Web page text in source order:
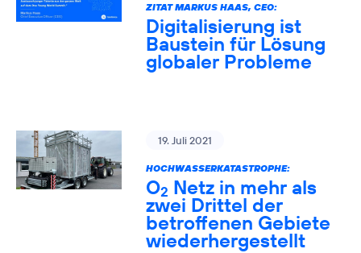
ZITAT MARKUS HAAS, CEO:
Digitalisierung ist
Baustein für Lösung
globaler Probleme
19. Juli 2021
HOCHWASSERKATASTROPHE:
O2 Netz in mehr als
zwei Drittel der
betroffenen Gebiete
wiederhergestellt